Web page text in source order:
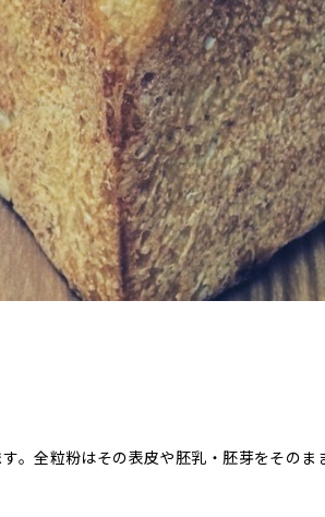
。全粒粉はその表皮や胚乳・胚芽をそのま